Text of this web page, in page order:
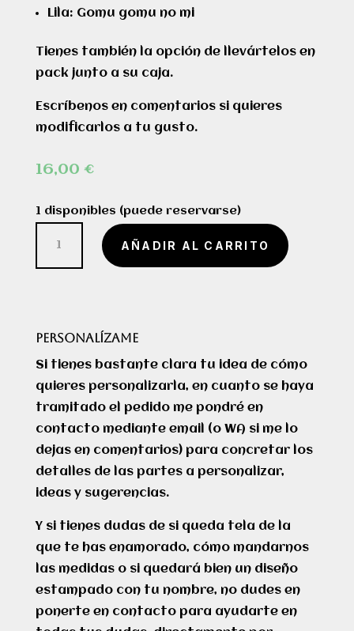
Lila: Gomu gomu no mi
Tienes también la opción de llevártelos en
pack junto a su caja.
Escríbenos en comentarios si quieres
modificarlos a tu gusto.
16,00 €
1 disponibles (puede reservarse)
de
chupitos
de
6
colores
cantidad
AÑADIR AL CARRITO
PERSONALÍZAME
Si tienes bastante clara tu idea de cómo
quieres personalizarla, en cuanto se haya
tramitado el pedido me pondré en
contacto mediante email (o WA si me lo
dejas en comentarios) para concretar los
detalles de las partes a personalizar,
ideas y sugerencias.
Y si tienes dudas de si queda tela de la
que te has enamorado, cómo mandarnos
las medidas o si quedará bien un diseño
estampado con tu nombre, no dudes en
ponerte en contacto para ayudarte en